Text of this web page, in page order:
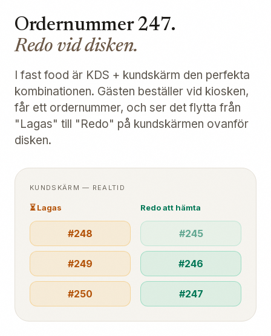
Ordernummer 247.
Redo vid disken.
I fast food är KDS + kundskärm den perfekta
kombinationen. Gästen beställer vid kiosken,
får ett ordernummer, och ser det flytta från
"Lagas" till "Redo" på kundskärmen ovanför
disken.
KUNDSKÄRM — REALTID
⏳ Lagas
#248
#249
#250
Redo att hämta
#245
#246
#247